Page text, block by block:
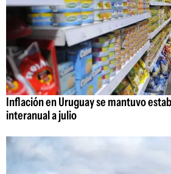
Inflación en Uruguay se mantuvo
interanual a julio